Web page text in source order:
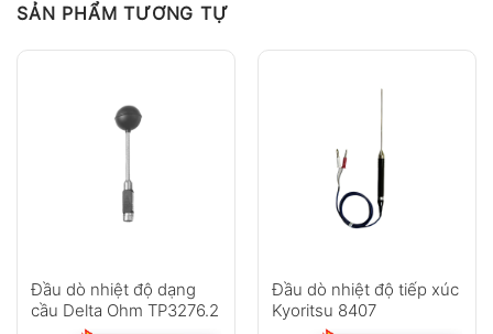
SẢN PHẨM TƯƠNG TỰ
Đầu dò nhiệt độ dạng
cầu Delta Ohm TP3276.2
Đầu dò nhiệt độ tiếp xúc
Kyoritsu 8407